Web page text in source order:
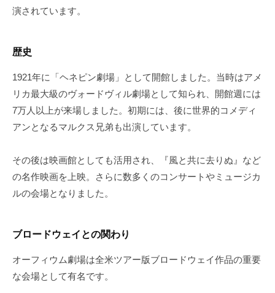
演されています。
歴史
1921年に「ヘネピン劇場」として開館しました。当時はアメ
リカ最大級のヴォードヴィル劇場として知られ、開館週には
7万人以上が来場しました。初期には、後に世界的コメディ
アンとなるマルクス兄弟も出演しています。
その後は映画館としても活用され、『風と共に去りぬ』など
の名作映画を上映。さらに数多くのコンサートやミュージカ
ルの会場となりました。
ブロードウェイとの関わり
オーフィウム劇場は全米ツアー版ブロードウェイ作品の重要
な会場として有名です。